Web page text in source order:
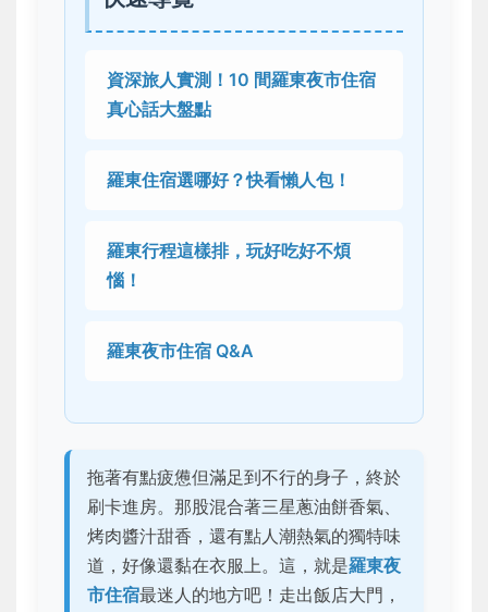
資深旅人實測！10 間羅東夜市住宿
真心話大盤點
羅東住宿選哪好？快看懶人包！
羅東行程這樣排，玩好吃好不煩
惱！
羅東夜市住宿 Q&A
拖著有點疲憊但滿足到不行的身子，終於
刷卡進房。那股混合著三星蔥油餅香氣、
烤肉醬汁甜香，還有點人潮熱氣的獨特味
道，好像還黏在衣服上。這，就是羅東夜
市住宿最迷人的地方吧！走出飯店大門，